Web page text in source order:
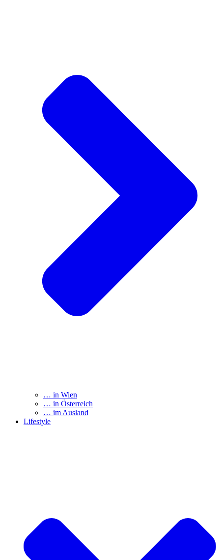
… in Wien
… in Österreich
… im Ausland
Lifestyle